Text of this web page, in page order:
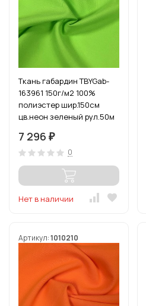
Ткань габардин TBYGab-
163961 150г/м2 100%
полиэстер шир.150см
цв.неон зеленый рул.50м
7 296 ₽
0
Нет в наличии
Артикул:1010210